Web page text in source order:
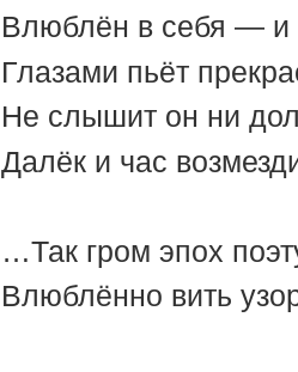
Влюблён в себя —
Глазами пьёт
Не слышит он ни
Далёк и час
…Так гром эпох
Влюблённо вить